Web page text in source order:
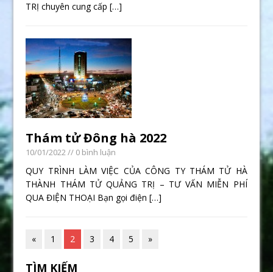
TRỊ chuyên cung cấp[…]
Thám tử Đông hà 2022
10/01/2022// 0 bình luận
QUY TRÌNH LÀM VIỆC CỦA CÔNG TY THÁM TỬ HÀ
THÀNH THÁM TỬ QUẢNG TRỊ – TƯ VẤN MIỄN PHÍ
QUA ĐIỆN THOẠI Bạn gọi điện[…]
« 1 2 3 4 5 »
TÌM KIẾM